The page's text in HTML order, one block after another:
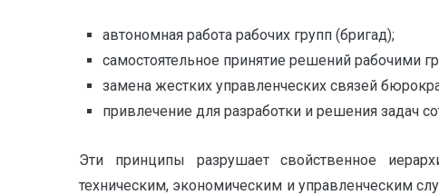
автономная работа рабочих групп (бригад);
самостоятельное принятие решений рабочими
замена жестких управленческих связей
привлечение для разработки и решения задач
Эти принципы разрушает свойственное
техническим, экономическим и управленческим